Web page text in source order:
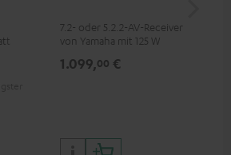
7.2- oder 5.2.2-AV-Receiver
von Yamaha mit 125 W
Ohm, 0.9 % THD)
1.099,00 €